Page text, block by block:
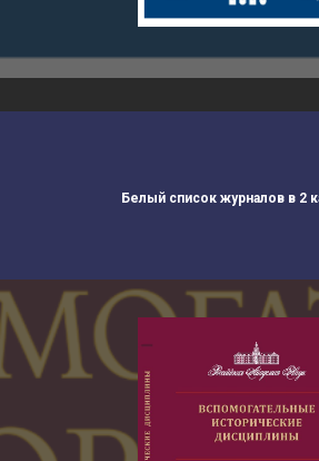
Белый список журналов в 2